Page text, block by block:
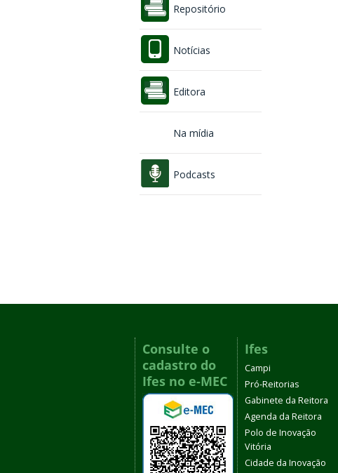
Repositório
Notícias
Editora
Na mídia
Podcasts
Consulte o
cadastro do
Ifes no e-MEC
Ifes
Campi
Pró-Reitorias
Gabinete da Reitora
Agenda da Reitora
Polo de Inovação
Vitória
Cidade da Inovação